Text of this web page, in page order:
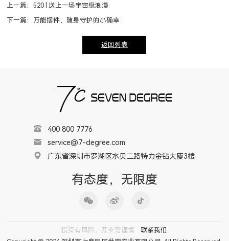
上一篇：520 | 送上一场宇宙级浪漫
下一篇：万能摆件，随身守护的小确幸
返回列表
400 800 7776
service@7-degree.com
广东省深圳市罗湖区水贝二路特力金钻大厦3楼
有态度，无限度
投资有风险，开业需谨慎
联系我们